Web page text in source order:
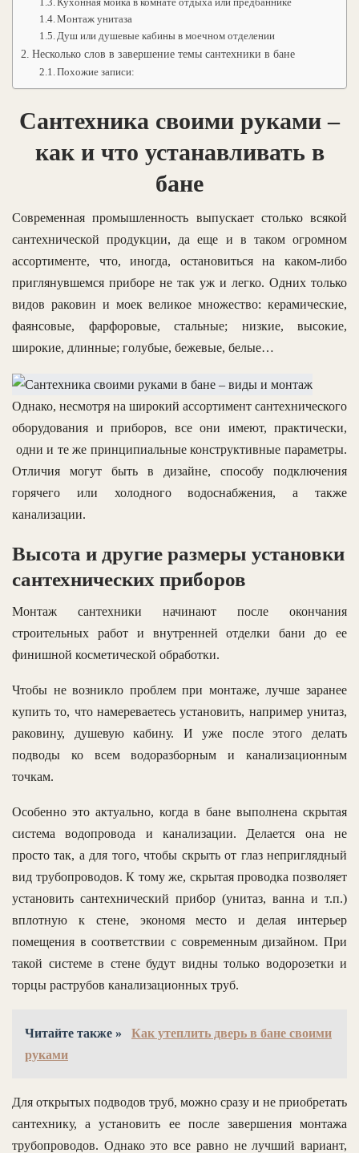
Монтаж унитаза
Душ или душевые кабины в моечном отделении
Несколько слов в завершение темы сантехники в бане
Похожие записи:
Сантехника своими руками –
как и что устанавливать в
бане
Современная промышленность выпускает столько всякой
сантехнической продукции, да еще и в таком огромном
ассортименте, что, иногда, остановиться на каком-либо
приглянувшемся приборе не так уж и легко. Одних только
видов раковин и моек великое множество: керамические,
фаянсовые, фарфоровые, стальные; низкие, высокие,
широкие, длинные; голубые, бежевые, белые…
Однако, несмотря на широкий ассортимент сантехнического
оборудования и приборов, все они имеют, практически,
одни и те же принципиальные конструктивные параметры.
Отличия могут быть в дизайне, способу подключения
горячего или холодного водоснабжения, а также
канализации.
Высота и другие размеры установки
сантехнических приборов
Монтаж сантехники начинают после окончания
строительных работ и внутренней отделки бани до ее
финишной косметической обработки.
Чтобы не возникло проблем при монтаже, лучше заранее
купить то, что намереваетесь установить, например унитаз,
раковину, душевую кабину. И уже после этого делать
подводы ко всем водоразборным и канализационным
точкам.
Особенно это актуально, когда в бане выполнена скрытая
система водопровода и канализации. Делается она не
просто так, а для того, чтобы скрыть от глаз неприглядный
вид трубопроводов. К тому же, скрытая проводка позволяет
установить сантехнический прибор (унитаз, ванна и т.п.)
вплотную к стене, экономя место и делая интерьер
помещения в соответствии с современным дизайном. При
такой системе в стене будут видны только водорозетки и
торцы раструбов канализационных труб.
Читайте также »
Как утеплить дверь в бане своими
руками
Для открытых подводов труб, можно сразу и не приобретать
сантехнику, а установить ее после завершения монтажа
трубопроводов. Однако это все равно не лучший вариант,